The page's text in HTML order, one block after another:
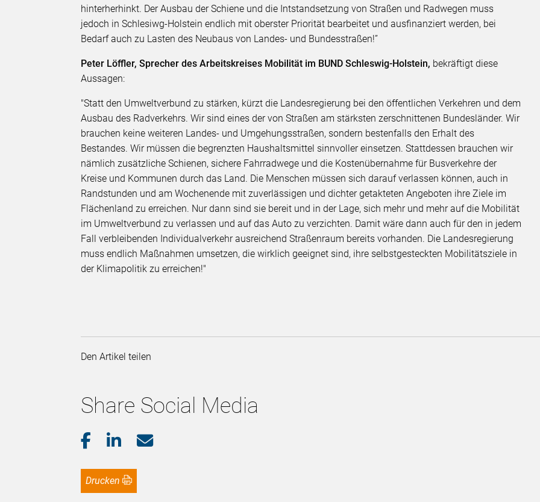
hinterherhinkt. Der Ausbau der Schiene und die Intstandsetzung von Straßen und Radwegen muss
jedoch in Schlesiwg-Holstein endlich mit oberster Priorität bearbeitet und ausfinanziert werden, bei
Bedarf auch zu Lasten des Neubaus von Landes- und Bundesstraßen!”
Peter Löffler,Sprecher des Arbeitskreises Mobilität im BUND Schleswig-Holstein, bekräftigt diese
Aussagen:
"Statt den Umweltverbund zu stärken, kürzt die Landesregierung bei den öffentlichen Verkehren und dem
Ausbau des Radverkehrs. Wir sind eines der von Straßen am stärksten zerschnittenen Bundesländer. Wir
brauchen keine weiteren Landes- und Umgehungsstraßen, sondern bestenfalls den Erhalt des
Bestandes. Wir müssen die begrenzten Haushaltsmittel sinnvoller einsetzen. Stattdessen brauchen wir
nämlich zusätzliche Schienen, sichere Fahrradwege und die Kostenübernahme für Busverkehre der
Kreise und Kommunen durch das Land. Die Menschen müssen sich darauf verlassen können, auch in
Randstunden und am Wochenende mit zuverlässigen und dichter getakteten Angeboten ihre Ziele im
Flächenland zu erreichen. Nur dann sind sie bereit und in der Lage, sich mehr und mehr auf die Mobilität
im Umweltverbund zu verlassen und auf das Auto zu verzichten. Damit wäre dann auch für den in jedem
Fall verbleibenden Individualverkehr ausreichend Straßenraum bereits vorhanden. Die Landesregierung
muss endlich Maßnahmen umsetzen, die wirklich geeignet sind, ihre selbstgesteckten Mobilitätsziele in
der Klimapolitik zu erreichen!"
Den Artikel teilen
Share Social Media
Drucken